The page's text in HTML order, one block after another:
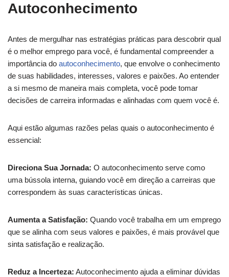
Autoconhecimento
Antes de mergulhar nas estratégias práticas para descobrir qual
é o melhor emprego para você, é fundamental compreender a
importância do autoconhecimento, que envolve o conhecimento
de suas habilidades, interesses, valores e paixões. Ao entender
a si mesmo de maneira mais completa, você pode tomar
decisões de carreira informadas e alinhadas com quem você é.
Aqui estão algumas razões pelas quais o autoconhecimento é
essencial:
Direciona Sua Jornada: O autoconhecimento serve como
uma bússola interna, guiando você em direção a carreiras que
correspondem às suas características únicas.
Aumenta a Satisfação: Quando você trabalha em um emprego
que se alinha com seus valores e paixões, é mais provável que
sinta satisfação e realização.
Reduz a Incerteza: Autoconhecimento ajuda a eliminar dúvidas